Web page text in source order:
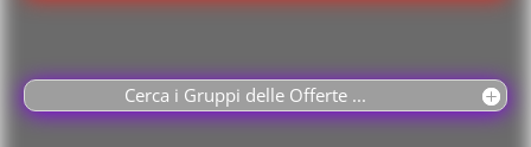
Cerca i Gruppi delle Offerte ...